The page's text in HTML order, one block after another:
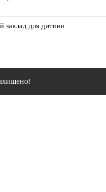
заклад для дитини